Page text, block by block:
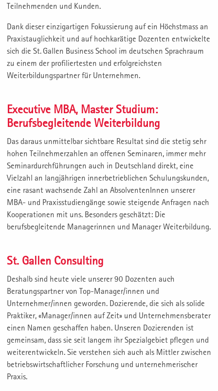
Teilnehmenden und Kunden.
Dank dieser einzigartigen Fokussierung auf ein Höchstmass an
Praxistauglichkeit und auf hochkarätige Dozenten entwickelte
sich die St. Gallen Business School im deutschen Sprachraum
zu einem der profiliertesten und erfolgreichsten
Weiterbildungspartner für Unternehmen.
Executive MBA, Master Studium:
Berufsbegleitende Weiterbildung
Das daraus unmittelbar sichtbare Resultat sind die stetig sehr
hohen Teilnehmerzahlen an offenen Seminaren, immer mehr
Seminardurchführungen auch in Deutschland direkt, eine
Vielzahl an langjährigen innerbetrieblichen Schulungskunden,
eine rasant wachsende Zahl an AbsolventenInnen unserer
MBA- und Praxisstudiengänge sowie steigende Anfragen nach
Kooperationen mit uns. Besonders geschätzt: Die
berufsbegleitende Managerinnen und Manager Weiterbildung.
St. Gallen Consulting
Deshalb sind heute viele unserer 90 Dozenten auch
Beratungspartner von Top-Manager/innen und
Unternehmer/innen geworden. Dozierende, die sich als solide
Praktiker, «Manager/innen auf Zeit» und Unternehmensberater
einen Namen geschaffen haben. Unseren Dozierenden ist
gemeinsam, dass sie seit langem ihr Spezialgebiet pflegen und
weiterentwickeln. Sie verstehen sich auch als Mittler zwischen
betriebswirtschaftlicher Forschung und unternehmerischer
Praxis.